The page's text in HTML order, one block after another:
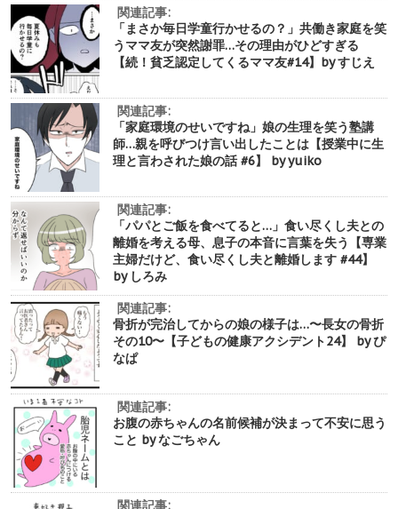
関連記事:
「まさか毎日学童行かせるの？」共働き家庭を笑
うママ友が突然謝罪…その理由がひどすぎる
【続！貧乏認定してくるママ友#14】by すじえ
関連記事:
「家庭環境のせいですね」娘の生理を笑う塾講
師…親を呼びつけ言い出したことは【授業中に生
理と言わされた娘の話 #6】 by yuiko
関連記事:
「パパとご飯を食べてると…」食い尽くし夫との
離婚を考える母、息子の本音に言葉を失う【専業
主婦だけど、食い尽くし夫と離婚します #44】
by しろみ
関連記事:
骨折が完治してからの娘の様子は…〜長女の骨折
その10〜【子どもの健康アクシデント24】 by ぴ
なぱ
関連記事:
お腹の赤ちゃんの名前候補が決まって不安に思う
こと by なごちゃん
関連記事: